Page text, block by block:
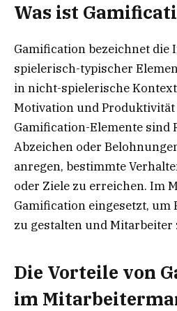
Was ist
Gamification bezeichnet die
spielerisch-typischer
in nicht-spielerische
Motivation und
Gamification-Elemente sind
Abzeichen oder
anregen, bestimmte
oder Ziele zu erreichen. Im
Gamification eingesetzt, um
zu gestalten und Mitarbeiter
Die Vorteile von
im